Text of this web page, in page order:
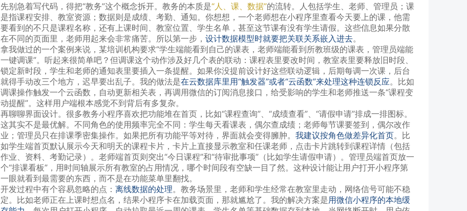
先别急着写代码，得把“教务”这个概念拆开。教务的本质是“人、课、数据”的流转。人包括学生、老师、管理员；课
是指课程安排、教室资源；数据则是成绩、考勤、通知。你想想，一个老师想在小程序里查看今天要上的课，他需
要看到的不只是课程名称，还有上课时间、教室位置、学生名单，甚至这节课有没有学生请假。这些信息如果分散
在不同的页面里，老师用起来会非常痛苦。所以第一步， 设计数据模型时就要把关联关系嵌入进去。
拿我做过的一个案例来说，某培训机构要求“学生端能看到自己的课表，老师端能看到所教班级的课表，管理员端能
一键调课”。听起来很简单吧？但调课这个动作涉及好几个表的联动：课程表里要改时间，教室表里要释放旧时段、
锁定新时段，学生和老师的通知表里要插入一条提醒。如果你没提前设计好这些联动逻辑，后期每调一次课，后台
就得手动改三个地方，迟早要出乱子。我的做法是在云数据库里用“触发器”或者“云函数”来处理这种连锁反应。比如
调课操作触发一个云函数，自动更新相关表，再调用微信的订阅消息接口，给受影响的学生和老师推送一条“课程变
动提醒”。这样用户端根本感觉不到背后有多复杂。
再聊聊界面设计。很多教务小程序喜欢把功能堆在首页，比如“课程查询”、“成绩查看”、“请假申请”排成一排图标。
这其实不是最优解。不同角色的使用频率完全不同：学生每天看课表，偶尔查成绩；老师每节课要签到，偶尔改作
业；管理员只在排课季密集操作。如果把所有功能平等对待，界面就会变得臃肿。 我建议按角色做差异化首页。比
如学生端首页默认展示今天和明天的课程卡片，卡片上直接显示教室和任课老师，点击卡片跳转到课程详情（包括
作业、资料、考勤记录）。老师端首页则突出“今日课程”和“待审批事项”（比如学生请假申请）。管理员端首页放一
个“排课看板”，用时间轴展示所有教室的占用情况，哪个时间段有空缺一目了然。这种设计能让用户打开小程序第
一眼就看到最需要的东西，而不是在功能菜单里翻找。
开发过程中有个容易忽略的点： 离线数据的处理。教务场景里，老师和学生经常在教室里走动，网络信号可能不稳
定。比如老师正在上课时想点名，结果小程序卡在加载页面，那就尴尬了。我的解决方案是用微信小程序的本地缓